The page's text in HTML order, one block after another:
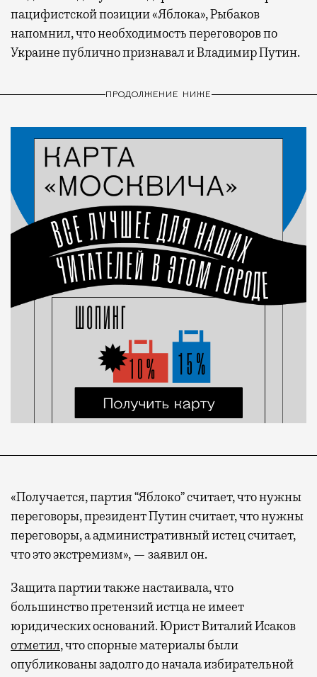
пацифистской позиции «Яблока», Рыбаков
напомнил, что необходимость переговоров по
Украине публично признавал и Владимир Путин.
ПРОДОЛЖЕНИЕ НИЖЕ
«Получается, партия “Яблоко” считает, что нужны
переговоры, президент Путин считает, что нужны
переговоры, а административный истец считает,
что это экстремизм», — заявил он.
Защита партии также настаивала, что
большинство претензий истца не имеет
юридических оснований. Юрист Виталий Исаков
отметил, что спорные материалы были
опубликованы задолго до начала избирательной